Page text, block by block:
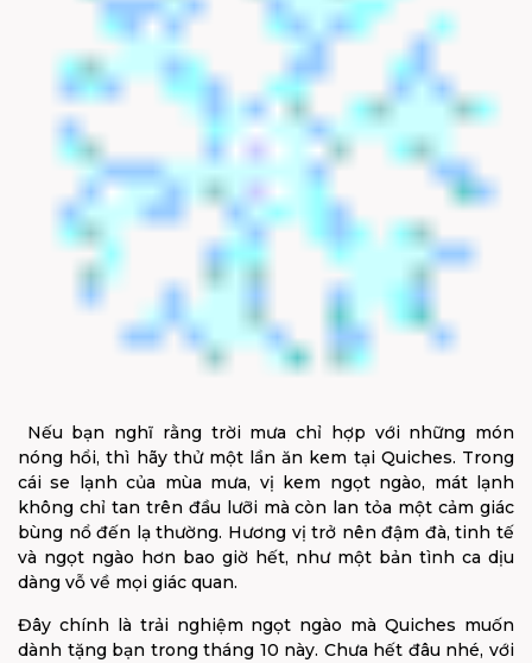
Nếu bạn nghĩ rằng trời mưa chỉ hợp với những món
nóng hổi, thì hãy thử một lần ăn kem tại Quiches. Trong
cái se lạnh của mùa mưa, vị kem ngọt ngào, mát lạnh
không chỉ tan trên đầu lưỡi mà còn lan tỏa một cảm giác
bùng nổ đến lạ thường. Hương vị trở nên đậm đà, tinh tế
và ngọt ngào hơn bao giờ hết, như một bản tình ca dịu
dàng vỗ về mọi giác quan.
Đây chính là trải nghiệm ngọt ngào mà Quiches muốn
dành tặng bạn trong tháng 10 này. Chưa hết đâu nhé, với